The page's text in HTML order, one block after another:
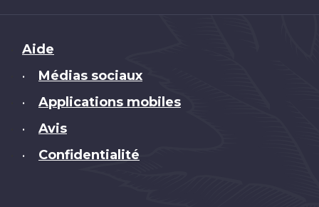
Brand
Aide
• Médias sociaux
• Applications mobiles
• Avis
• Confidentialité